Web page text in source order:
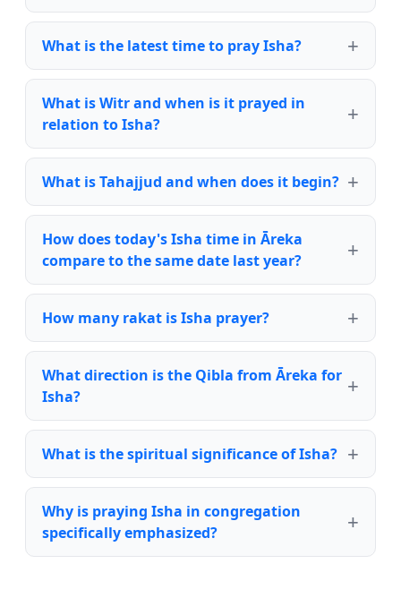
What is the latest time to pray Isha?
What is Witr and when is it prayed in
relation to Isha?
What is Tahajjud and when does it begin?
How does today's Isha time in Āreka
compare to the same date last year?
How many rakat is Isha prayer?
What direction is the Qibla from Āreka for
Isha?
What is the spiritual significance of Isha?
Why is praying Isha in congregation
specifically emphasized?